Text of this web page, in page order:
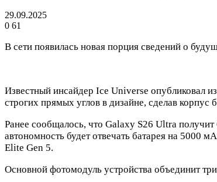
29.09.2025
0 61
В сети появилась новая порция сведений о
Известный инсайдер Ice Universe опубликовал
строгих прямых углов в дизайне, сделав
Ранее сообщалось, что Galaxy S26 Ultra
автономность будет отвечать батарея на 5000
Elite Gen 5.
Основной фотомодуль устройства объединит